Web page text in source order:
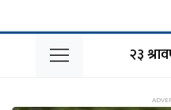
२३